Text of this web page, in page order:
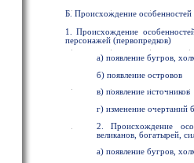
Б. Происхождение особенностей
1. Происхождение
персонажей (первопредков)
а) появление бугров,
б) появление островов
в) появление источников
г) изменение очертаний
2. Происхождение
великанов, богатырей,
а) появление бугров,